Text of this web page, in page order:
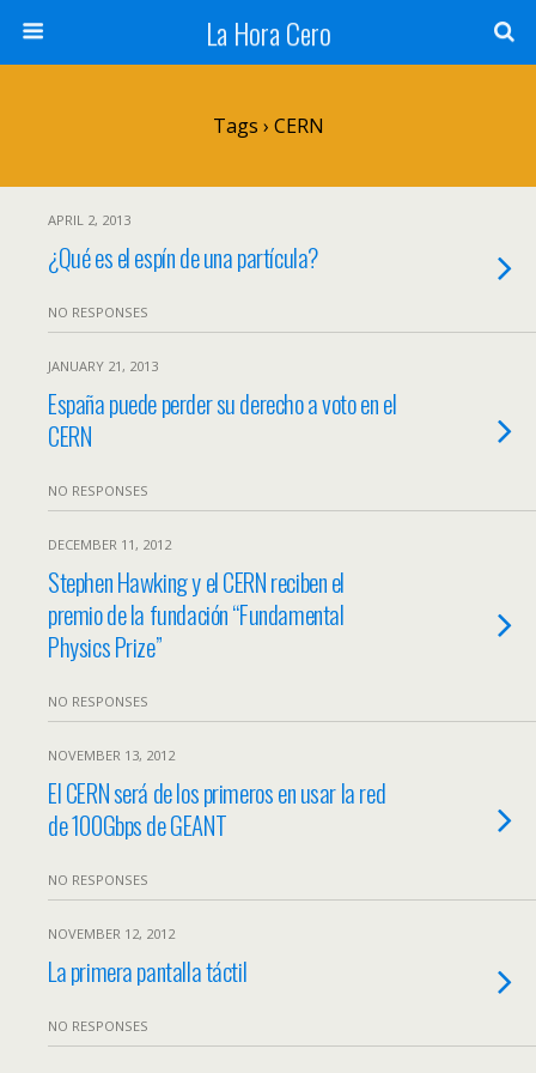
La Hora Cero
Tags › CERN
APRIL 2, 2013
¿Qué es el espín de una partícula?
NO RESPONSES
JANUARY 21, 2013
España puede perder su derecho a voto en el
CERN
NO RESPONSES
DECEMBER 11, 2012
Stephen Hawking y el CERN reciben el
premio de la fundación “Fundamental
Physics Prize”
NO RESPONSES
NOVEMBER 13, 2012
El CERN será de los primeros en usar la red
de 100Gbps de GEANT
NO RESPONSES
NOVEMBER 12, 2012
La primera pantalla táctil
NO RESPONSES